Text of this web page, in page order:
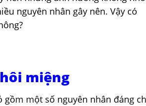
nguyên nhân gây nên. Vậy có
miệng
một số nguyên nhân đáng